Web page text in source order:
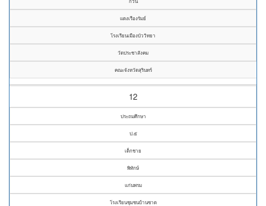
แดงเรืองรัมย์
โรงเรียนเมืองบัววิทยา
วัดประชาสังคม
คณะจังหวัดสุรินทร์
12
ประถมศึกษา
ป.๕
เด็กชาย
พิทักษ์
แก่นพรม
โรงเรียนชุมชนบ้านซาด